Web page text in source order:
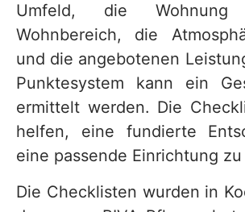
Umfeld, die
Wohnbereich, die
und die angebotenen
Punktesystem kann ein
ermittelt werden. Die
helfen, eine fundierte
eine passende Einrichtung
Die Checklisten wurden in